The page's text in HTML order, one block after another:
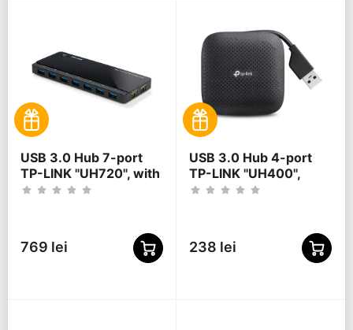
USB 3.0 Hub 7-port
TP-LINK "UH720", with
2 Charging Ports,
769 lei
USB 3.0 Hub 4-port
TP-LINK "UH400",
Black
238 lei